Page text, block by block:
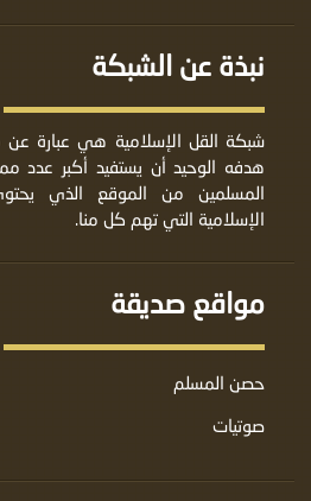
نبذة عن الشبكة
شبكة القل الإسلامية هي عبارة
هدفه الوحيد أن يستفيد أكبر عدد
المسلمين من الموقع الذي
الإسلامية التي تهم كل منا.
مواقع صديقة
حصن المسلم
صوتيات